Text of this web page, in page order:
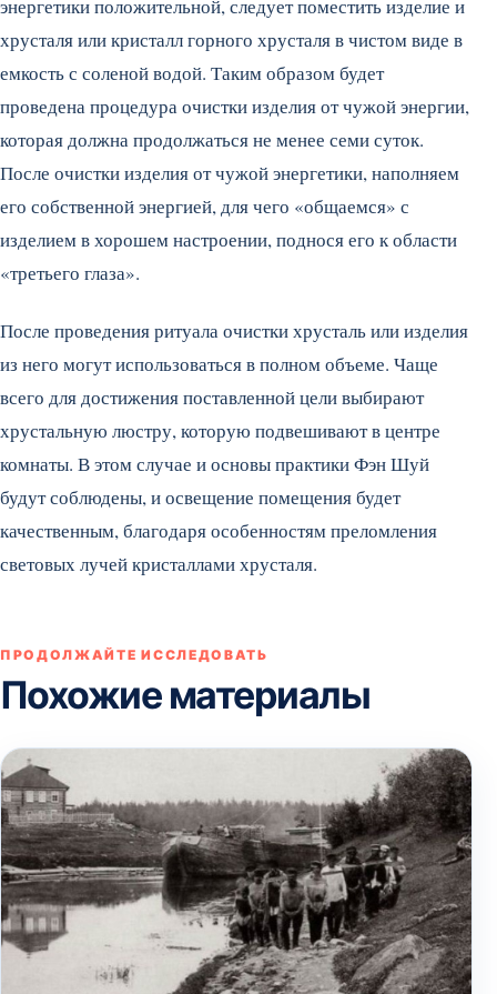
энергетики положительной, следует поместить изделие и
хрусталя или кристалл горного хрусталя в чистом виде в
емкость с соленой водой. Таким образом будет
проведена процедура очистки изделия от чужой энергии,
которая должна продолжаться не менее семи суток.
После очистки изделия от чужой энергетики, наполняем
его собственной энергией, для чего «общаемся» с
изделием в хорошем настроении, поднося его к области
«третьего глаза».
После проведения ритуала очистки хрусталь или изделия
из него могут использоваться в полном объеме. Чаще
всего для достижения поставленной цели выбирают
хрустальную люстру, которую подвешивают в центре
комнаты. В этом случае и основы практики Фэн Шуй
будут соблюдены, и освещение помещения будет
качественным, благодаря особенностям преломления
световых лучей кристаллами хрусталя.
ПРОДОЛЖАЙТЕ ИССЛЕДОВАТЬ
Похожие материалы